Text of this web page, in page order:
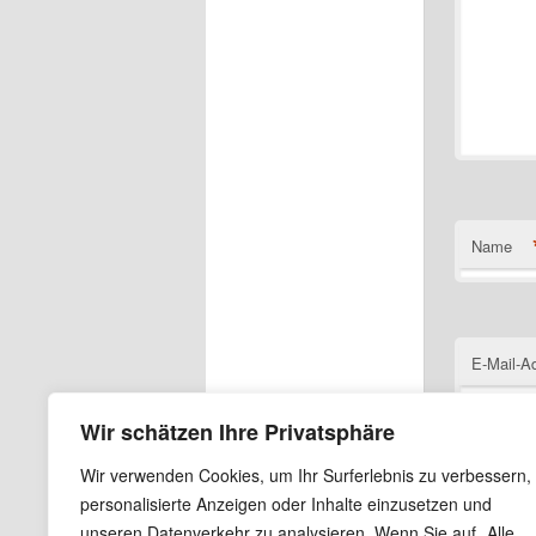
Wir schätzen Ihre Privatsphäre
Wir verwenden Cookies, um Ihr Surferlebnis zu verbessern,
personalisierte Anzeigen oder Inhalte einzusetzen und
Name
E-Mail-
Website